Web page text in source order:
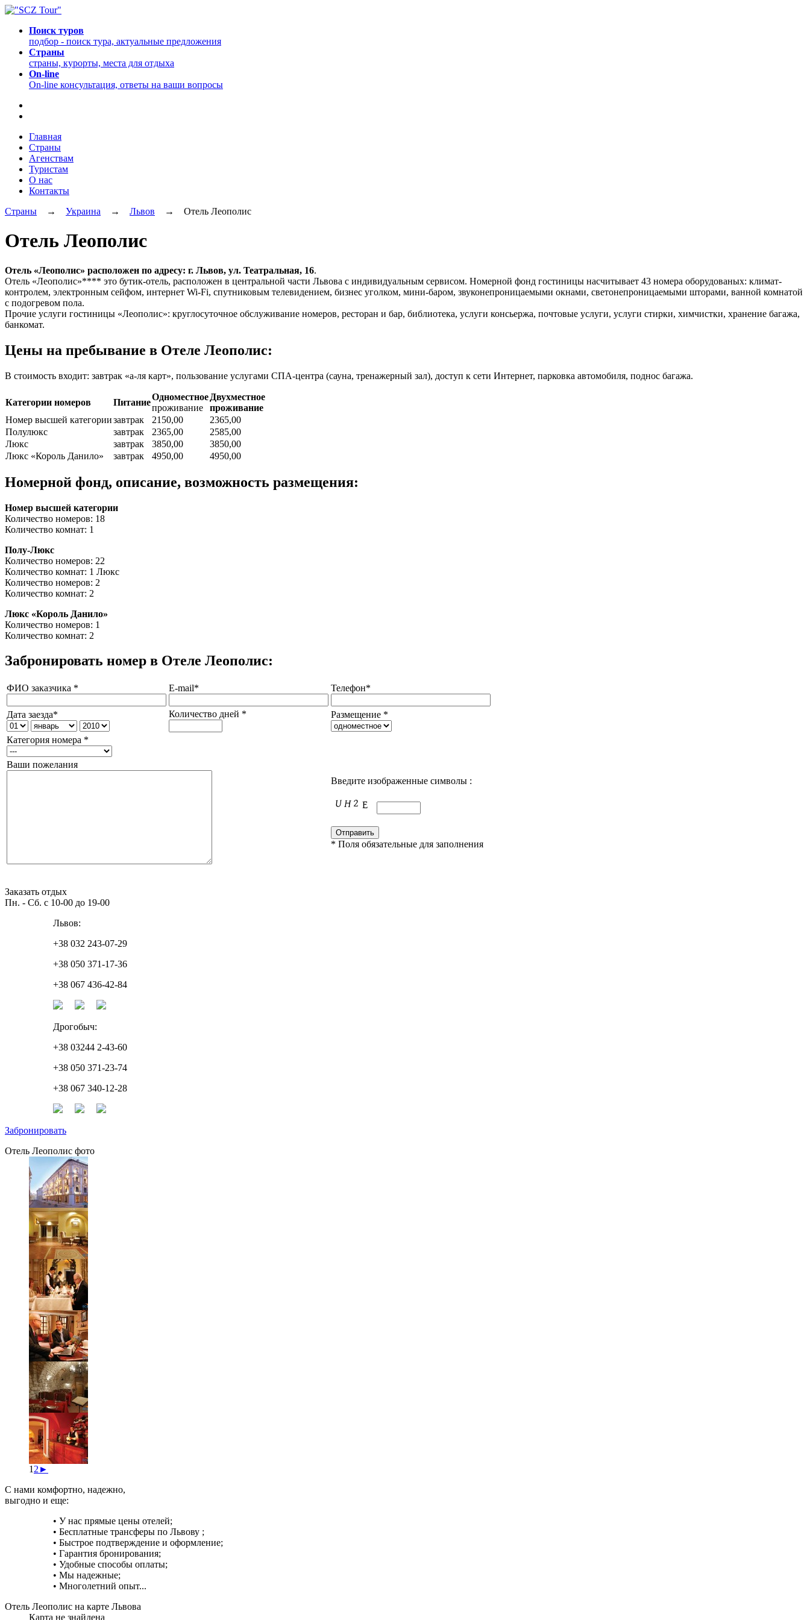
Поиск туров
подбор - поиск тура, актуальные предложения
Страны
страны, курорты, места для отдыха
On-line
On-line консультация, ответы на ваши вопросы
Главная
Страны
Агенствам
Туристам
О нас
Контакты
Страны → Украина → Львов → Отель Леополис
Отель Леополис
Отель «Леополис» расположен по адресу: г. Львов, ул. Театральная, 16.
Отель «Леополис»**** это бутик-отель, расположен в центральной части Львова с индивидуальным сервисом. Номерной фонд гостиницы насчитывает 43 номера оборудованых: климат-
контролем, электронным сейфом, интернет Wi-Fi, спутниковым телевидением, бизнес уголком, мини-баром, звуконепроницаемыми окнами, светонепроницаемыми шторами, ванной комнатой
с подогревом пола.
Прочие услуги гостиницы «Леополис»: круглосуточное обслуживание номеров, ресторан и бар, библиотека, услуги консьержа, почтовые услуги, услуги стирки, химчистки, хранение багажа,
банкомат.
Цены на пребывание в Отеле Леополис:
В стоимость входит: завтрак «а-ля карт», пользование услугами СПА-центра (сауна, тренажерный зал), доступ к сети Интернет, парковка автомобиля, поднос багажа.
Категории номеров Питание
Одноместное
проживание
Двухместное
проживание
Номер высшей категориизавтрак 2150,00
2365,00
Полулюкс
завтрак 2365,00
2585,00
Люкс
завтрак 3850,00
3850,00
Люкс «Король Данило»
завтрак 4950,00 4950,00
Номерной фонд, описание, возможность размещения:
Номер высшей категории
Количество номеров: 18
Количество комнат: 1
Полу-Люкс
Количество номеров: 22
Количество комнат: 1 Люкс
Количество номеров: 2
Количество комнат: 2
Люкс «Король Данило»
Количество номеров: 1
Количество комнат: 2
Забронировать номер в Отеле Леополис:
ФИО заказчика * E-mail* Телефон*
Дата заезда* Количество дней * Размещение *
Категория номера *
Ваши пожелания
Введите изображенные символы :
* Поля обязательные для заполнения
Заказать отдых
Пн. - Сб. с 10-00 до 19-00
Львов:
+38 032 243-07-29
+38 050 371-17-36
+38 067 436-42-84
Дрогобыч:
+38 03244 2-43-60
+38 050 371-23-74
+38 067 340-12-28
Забронировать
Отель Леополис фото
1 2 ►
С нами комфортно, надежно,
выгодно и еще:
• У нас прямые цены отелей;
• Бесплатные трансферы по Львову ;
• Быстрое подтверждение и оформление;
• Гарантия бронирования;
• Удобные способы оплаты;
• Мы надежные;
• Многолетний опыт...
Отель Леополис на карте Львова
Карта не знайдена